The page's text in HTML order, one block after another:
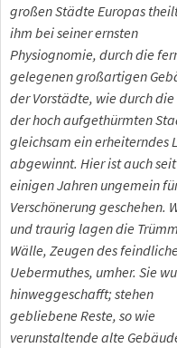
großen Städte Europas
ihm bei seiner ernsten
Physiognomie, durch die
gelegenen großartigen
der Vorstädte, wie durch die
der hoch aufgethürmten
gleichsam ein erheiterndes
abgewinnt. Hier ist auch seit
einigen Jahren ungemein
Verschönerung geschehen.
und traurig lagen die
Wälle, Zeugen des
Uebermuthes, umher. Sie
hinweggeschafft; stehen
gebliebene Reste, so wie
verunstaltende alte